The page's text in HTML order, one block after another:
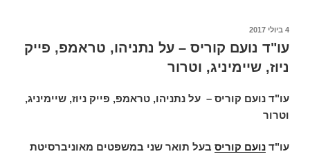
פורסם
4 ביולי 2017
עו"ד נועם קוריס – על נתניהו, טראמפ, פייק
ניוז, שיימיניג, וטרור
עו"ד נועם קוריס – על נתניהו, טראמפ, פייק ניוז, שיימיניג,
וטרור
עו"ד נועם קוריס בעל תואר שני במשפטים מאוניברסיטת